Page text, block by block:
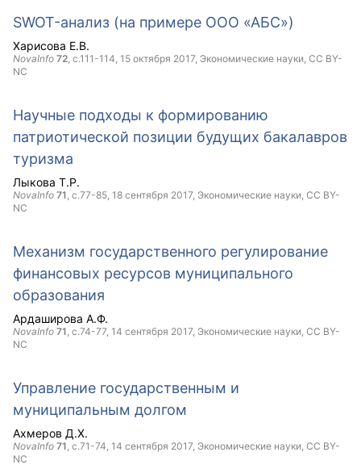
SWOT-анализ (на примере ООО «АБС»)
Харисова Е.В.
NovaInfo 72, с.111-114, 15 октября 2017, Экономические науки, CC BY-
NC
Научные подходы к формированию
патриотической позиции будущих бакалавров
туризма
Лыкова Т.Р.
NovaInfo 71, с.77-85, 18 сентября 2017, Экономические науки, CC BY-
NC
Механизм государственного регулирование
финансовых ресурсов муниципального
образования
Ардаширова А.Ф.
NovaInfo 71, с.74-77, 14 сентября 2017, Экономические науки, CC BY-
NC
Управление государственным и
муниципальным долгом
Ахмеров Д.Х.
NovaInfo 71, с.71-74, 14 сентября 2017, Экономические науки, CC BY-
NC